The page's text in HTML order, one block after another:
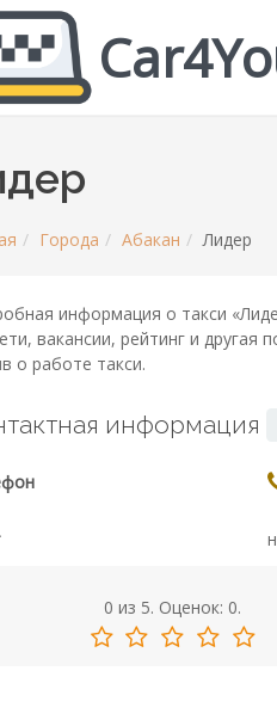
Города Абакан Лидер
информация о такси
вакансии, рейтинг и
о работе такси.
информация
0 из 5. Оценок: 0.